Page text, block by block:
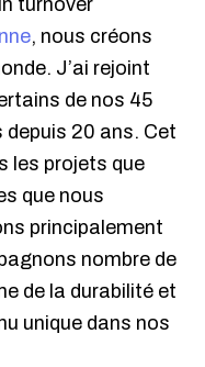
turnover
, nous créons
J’ai rejoint
de nos 45
20 ans. Cet
les projets que
que nous
principalement
nombre de
de la durabilité et
unique dans nos